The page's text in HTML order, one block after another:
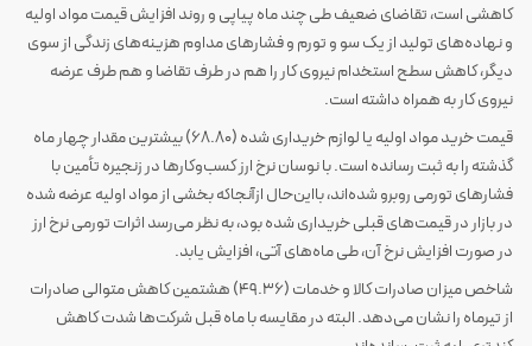
کاهشی است، تقاضای ضعیف طی چند ماه پیاپی و روند افزایش قیمت مواد اولیه
و نهاده‌های تولید از یک سو و تورم و فشارهای مداوم هزینه‌های زندگی از سوی
دیگر، کاهش سطح استخدام نیروی کار را هم در طرف تقاضا و هم طرف عرضه
نیروی کار به همراه داشته است.
قیمت خرید مواد اولیه یا لوازم خریداری شده (68.80) بیشترین مقدار چهار ماه
گذشته را به ثبت رسانده است. با نوسان نرخ ارز کسب‌وکارها در زنجیره تأمین با
فشارهای تورمی روبرو شده‌اند، بااین‌حال ازآنجاکه بخشی از مواد اولیه عرضه شده
در بازار در قیمت‌های قبلی خریداری شده بود، به نظر می‌رسد اثرات تورمی نرخ ارز
در صورت افزایش نرخ آن، طی ماه‌های آتی، افزایش یابد.
شاخص میزان صادرات کالا و خدمات (49.36) هشتمین کاهش متوالی صادرات
از تیرماه را نشان می‌دهد. البته در مقایسه با ماه قبل شرکت‌ها شدت کاهش